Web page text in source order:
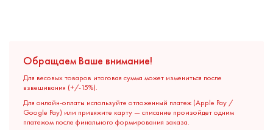
Обращаем Ваше внимание!
Для весовых товаров итоговая сумма может измениться после
взвешивания (+/-15%).
Для онлайн-оплаты используйте отложенный платеж (Apple Pay /
Google Pay) или привяжите карту — списание произойдет одним
платежом после финального формирования заказа.